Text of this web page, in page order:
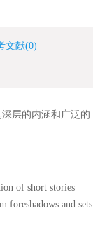
文献(0)
层的内涵和广泛的
of short stories
foreshadows and sets